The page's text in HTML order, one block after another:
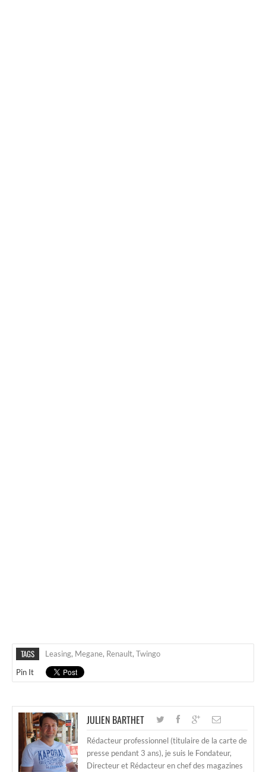
TAGS Leasing, Megane, Renault, Twingo
Pin It
JULIEN BARTHET
Rédacteur professionnel (titulaire de la carte de
presse pendant 3 ans), je suis le Fondateur,
Directeur et Rédacteur en chef des magazines